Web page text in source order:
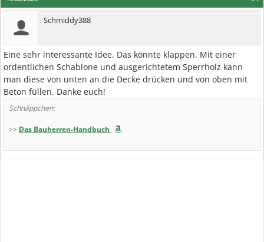
Schmiddy388
Eine sehr interessante Idee. Das könnte klappen. Mit einer
ordentlichen Schablone und ausgerichtetem Sperrholz kann
man diese von unten an die Decke drücken und von oben mit
Beton füllen. Danke euch!
Schnäppchen:
>> Das Bauherren-Handbuch